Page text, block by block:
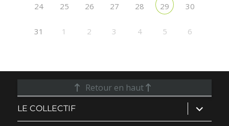
24 25 26 27 28 29 30
31 1 2 3 4 5 6
Retour en haut
LE COLLECTIF ouvrir
le
sous-